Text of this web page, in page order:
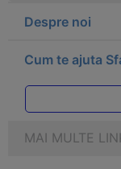
Despre noi
Cum te ajuta
MAI MULTE